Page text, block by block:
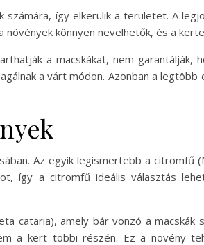
így elkerülik a területet. A
könnyen nevelhetők, és a
a macskákat, nem garantálják,
a várt módon. Azonban a legtöbb
Az egyik legismertebb a citromfű
így a citromfű ideális választás
cataria), amely bár vonzó a macskák
a kert többi részén. Ez a növény